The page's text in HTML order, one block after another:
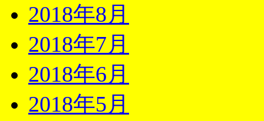
2018年8月
2018年7月
2018年6月
2018年5月